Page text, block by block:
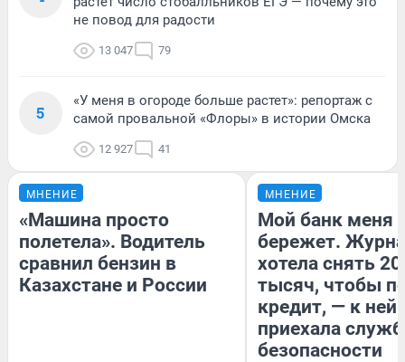
не повод для радости
13 047 79
5
«У меня в огороде больше растет»: репортаж с
самой провальной «Флоры» в истории Омска
12 927 41
МНЕНИЕ
«Машина просто
полетела». Водитель
сравнил бензин в
Казахстане и России
МНЕНИЕ
Мой банк меня
бережет.
хотела снять
тысяч, чтобы
кредит, — к
приехала
безопасности